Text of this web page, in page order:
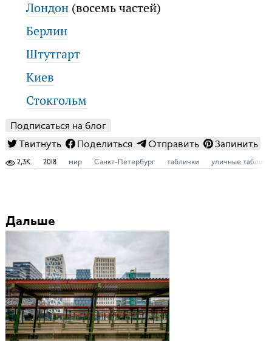
Лондон (восемь частей)
Берлин
Штутгарт
Киев
Стокгольм
Подписаться на блог
Твитнуть
Поделиться Отправить Запинить
2,3K 2018 мир Санкт-Петербург таблички уличные
Дальше